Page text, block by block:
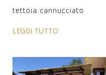
tettoia cannucciato
LEGGI TUTTO